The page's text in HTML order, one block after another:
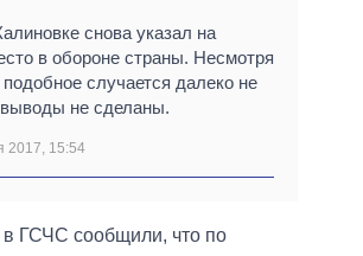
снова указал на
в обороне страны. Несмотря
подобное случается далеко не
не сделаны.
2017, 15:54
в ГСЧС сообщили, что по